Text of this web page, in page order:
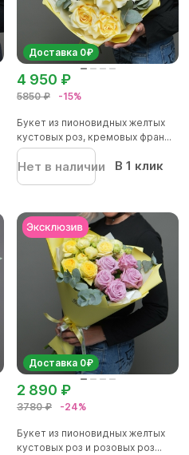
Доставка 0₽
5850 ₽ -15%
4 950 ₽
Букет из пионовидных желтых
кустовых роз, кремовых фран...
Нет в наличии В 1 клик
Доставка 0₽
3780 ₽ -24%
2 890 ₽
Букет из пионовидных желтых
кустовых роз и розовых роз...